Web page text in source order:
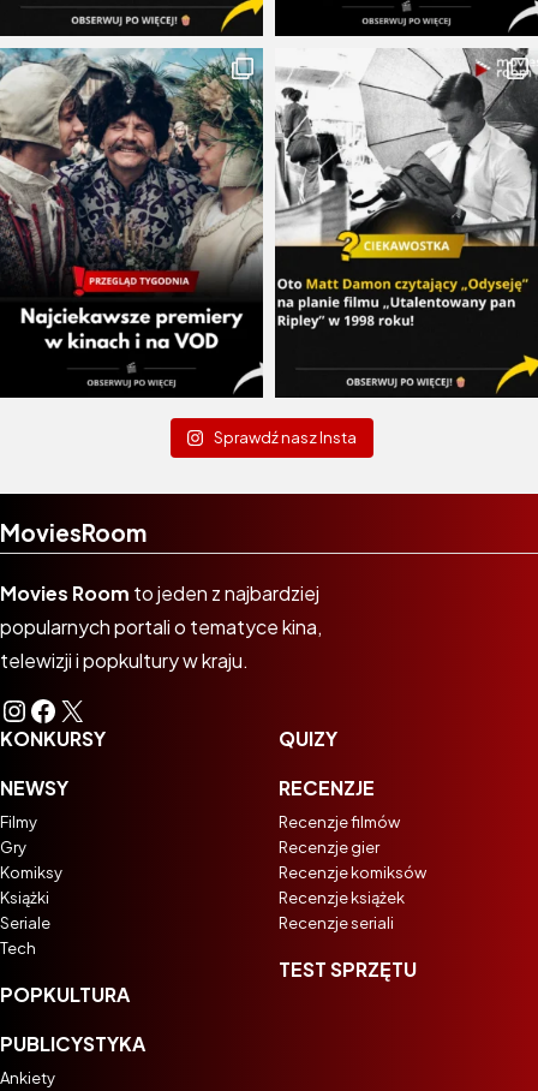
Sprawdź nasz Insta
MoviesRoom
Movies Room to jeden z najbardziej
popularnych portali o tematyce kina,
telewizji i popkultury w kraju.
Instagram
Facebook
X
KONKURSY
NEWSY
Filmy
Gry
Komiksy
Książki
Seriale
Tech
POPKULTURA
PUBLICYSTYKA
Ankiety
QUIZY
RECENZJE
Recenzje filmów
Recenzje gier
Recenzje komiksów
Recenzje książek
Recenzje seriali
TEST SPRZĘTU